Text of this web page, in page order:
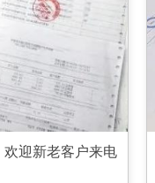
迎新老客户来电